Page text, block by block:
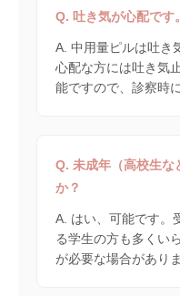
Q. 吐き気が心配です。
A. 中用量ピルは吐き
心配な方には吐き気
能ですので、診察時
Q. 未成年（高校生な
か？
A. はい、可能です。
る学生の方も多くい
が必要な場合があり